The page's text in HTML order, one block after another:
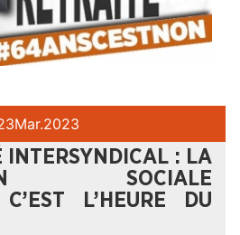
Mar.2023
INTERSYNDICAL : LA
SOCIALE
C’EST L’HEURE DU